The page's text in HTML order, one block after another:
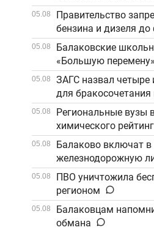
05.08
Правительство
бензина и дизеля до
05.08
Балаковские
«Большую перемену»
05.08
ЗАГС назвал
для бракосочетания
05.08
Региональные вузы
химического
05.08
Балаково включат в
железнодорожную
Саратов
05.08
ПВО уничтожила
регионом
05.08
Балаковцам
обмана